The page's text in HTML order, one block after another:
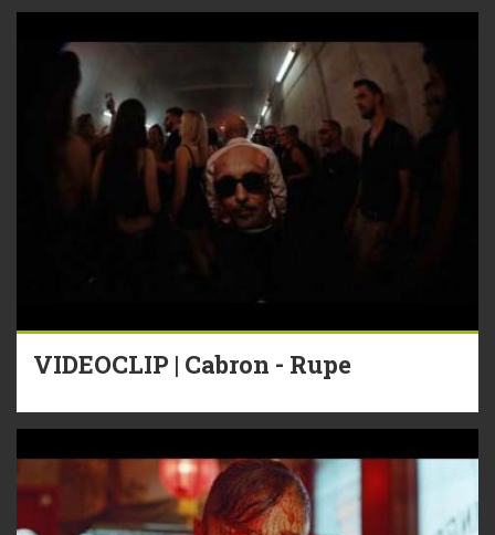
VIDEOCLIP | Cabron - Rupe